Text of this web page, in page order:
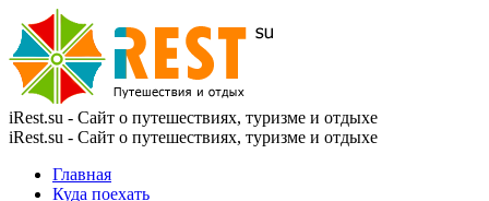
iRest.su - Сайт о путешествиях, туризме и отдыхе
iRest.su - Сайт о путешествиях, туризме и отдыхе
Главная
Куда поехать